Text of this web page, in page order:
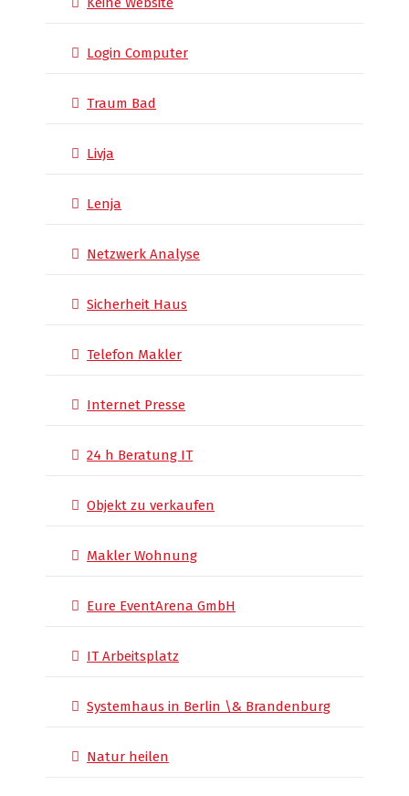
Login Computer
Traum Bad
Livja
Lenja
Netzwerk Analyse
Sicherheit Haus
Telefon Makler
Internet Presse
24 h Beratung IT
Objekt zu verkaufen
Makler Wohnung
Eure EventArena GmbH
IT Arbeitsplatz
Systemhaus in Berlin \& Brandenburg
Natur heilen